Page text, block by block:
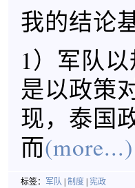
我的结论
1）军队
是以政策
现，泰国
而(more...)
标签： 军队 制度 宪政